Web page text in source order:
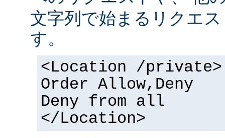
文字列で始まるリクエ
す。
<Location /private>
Order Allow,Deny
Deny from all
</Location>